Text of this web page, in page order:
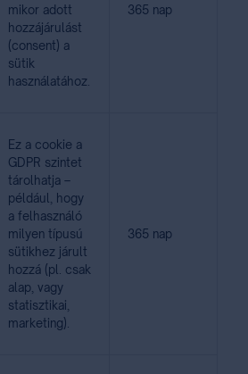
mikor adott
hozzájárulást
(consent) a
sütik
használatához.
365 nap
Ez a cookie a
GDPR szintet
tárolhatja –
például, hogy
a felhasználó
milyen típusú
sütikhez járult
hozzá (pl. csak
alap, vagy
statisztikai,
marketing).
365 nap